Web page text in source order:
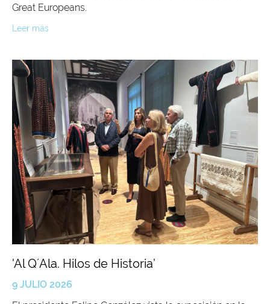
Great Europeans.
Leer más
'Al Q´Ala. Hilos de Historia’
9 JULIO 2026